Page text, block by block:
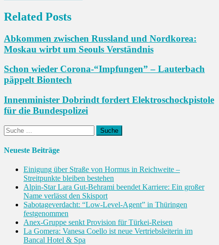
Related Posts
Abkommen zwischen Russland und Nordkorea:
Moskau wirbt um Seouls Verständnis
Schon wieder Corona-“Impfungen” – Lauterbach
päppelt Biontech
Innenminister Dobrindt fordert Elektroschockpistole
für die Bundespolizei
Suche
nach:
Neueste Beiträge
Einigung über Straße von Hormus in Reichweite –
Streitpunkte bleiben bestehen
Alpin-Star Lara Gut-Behrami beendet Karriere: Ein großer
Name verlässt den Skisport
Sabotageverdacht: “Low-Level-Agent” in Thüringen
festgenommen
Anex-Gruppe senkt Provision für Türkei-Reisen
La Gomera: Vanesa Coello ist neue Vertriebsleiterin im
Bancal Hotel & Spa